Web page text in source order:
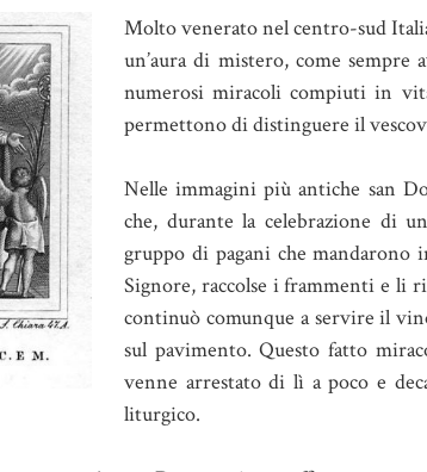
Molto venerato nel centro-sud
un’aura di mistero, come
numerosi miracoli compiuti in
permettono di distinguere il
Nelle immagini più antiche san
che, durante la celebrazione di
gruppo di pagani che
Signore, raccolse i frammenti e li
continuò comunque a servire il
sul pavimento. Questo fatto
venne arrestato di lì a poco e
liturgico.